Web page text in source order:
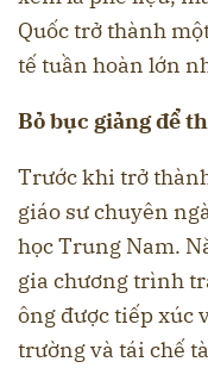
Quốc trở thành
tế tuần hoàn lớn
Bỏ bục giảng để
Trước khi trở
giáo sư chuyên
học Trung Nam.
gia chương trình
ông được tiếp xúc
trường và tái chế